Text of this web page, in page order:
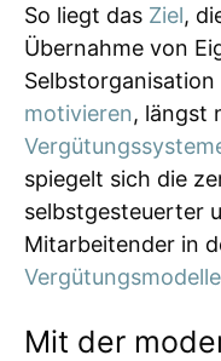
So liegt das Ziel,
Übernahme von
motivieren, längst
spiegelt sich die
selbstgesteuerter
Mitarbeitender in
Mit der